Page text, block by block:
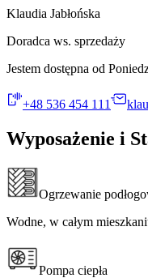
Klaudia Jabłońska​​​​‌ ‍ ​‍​‍‌‍ ‌ ​‍‌‍‍‌‌‍‌ ‌‍‍‌‌‍ ‍​‍​‍​ ‍‍​‍​‍‌ ​ ‌‍​‌‌‍ ‍‌‍‍‌‌ ‌​‌ ‍‌​‍ ‍‌‍‍‌‌‍ ​‍​‍​‍ ​​‍​‍‌‍‍​‌ ​‍‌‍‌‌‌‍‌‍​‍​‍​ ‍‍​‍​‍​‍ ‌ ​ ‌ ‌​‌ ‌‌‌‍‌​‌‍‍‌‌‍ ​‍ ‌‍‍‌‌‍ ‍‌ ‌​‌‍‌‌‌‍ ‍‌ ‌​​‍ ‌‍‌‌‌‍‌​‌‍‍‌‌ ‌​​‍ ‌‍ ‌‌‍ ‌‍‌​‌‍‌‌​ ‌‌ ​​‌ ​‍‌‍‌‌‌ ​ ‌‍‌‌‌‍ ‍‌ ‌​‌‍​‌‌ ‌​‌‍‍‌‌‍ ‌‍ ‍​ ‍ ‌‍‍‌‌‍‌​​ ‌​ ​‌​ ‍​‌‍‌‌​ ​‍‌‍​‌‌‍​‌‌‍​‍​ ​​​‍ ‌‌‍​‍‌‍‌​​ ​​​ ​‌​‍ ‌​ ‌​‌‍​‌​ ‌ ​ ​ ​‍ ‌‌‍​‌​ ​ ​ ‍​​ ​​​‍ ‌​ ‌ ​ ‌‍​ ‌‍‌‍‌‌‌‍‌‍‌‍​‍​ ​ ‌‍‌‍‌‍‌‌​ ‌‍​ ​‌‌‍‌​​ ‍ ‌ ‌​‌ ‍‌‌ ​​‌‍‌‌​ ‌‌ ​ ‌‍‌‌‌‍ ​‌‍ ​‌‍‌‌‌ ​‍​ ‍ ‌ ​​‌‍​‌‌ ‌​‌‍‍​​ ‌‌‍ ‍‌‍​‌‌‍ ‌‌‍‌‌​ ‌‍​‍‌‍​‌‌ ​ ‌‍‌‌‌‌‌‌‌ ​‍‌‍ ​​ ‌​‍‌‌​ ​‍‌​‌‍‌ ​ ‌ ‌​‌ ‌‌‌‍‌​‌‍‍‌‌‍ ​‍‌‍‌‍‍‌‌‍‌​​ ‌​ ​‌​ ‍​‌‍‌‌​ ​‍‌‍​‌‌‍​‌‌‍​‍​ ​​​‍ ‌‌‍​‍‌‍‌​​ ​​​ ​‌​‍ ‌​ ‌​‌‍​‌​ ‌ ​ ​ ​‍ ‌‌‍​‌​ ​ ​ ‍​​ ​​​‍ ‌​ ‌ ​ ‌‍​ ‌‍‌‍‌‌‌‍‌‍‌‍​‍​ ​ ‌‍‌‍‌‍‌‌​ ‌‍​ ​‌‌‍‌​​‍‌‍‌ ‌​‌ ‍‌‌ ​​‌‍‌‌​ ‌‌ ​ ‌‍‌‌‌‍ ​‌‍ ​‌‍‌‌‌ ​‍​‍‌‍‌ ​​‌‍​‌‌ ‌​‌‍‍​​ ‌‌‍ ‍‌‍​‌‌‍ ‌‌‍‌‌​‍‌‍‌ ​​‌‍‌‌‌ ​‍‌ ​ ‌ ​​‌‍‌‌‌‍​ ‌ ‌​‌‍‍‌‌ ‌‍‌‍‌‌​ ‌‌ ​​‌ ‌‌‌‍​‍‌‍ ​‌‍‍‌‌ ​ ‌‍‍​‌‍‌‌‌‍‌​​‍​‍‌ ‌
Doradca ws. sprzedaży​​​​‌ ‍ ​‍​‍‌‍ ‌ ​‍‌‍‍‌‌‍‌ ‌‍‍‌‌‍ ‍​‍​‍​ ‍‍​‍​‍‌ ​ ‌‍​‌‌‍ ‍‌‍‍‌‌ ‌​‌ ‍‌​‍ ‍‌‍‍‌‌‍ ​‍​‍​‍ ​​‍​‍‌‍‍​‌ ​‍‌‍‌‌‌‍‌‍​‍​‍​ ‍‍​‍​‍​‍ ‌ ​ ‌ ‌​‌ ‌‌‌‍‌​‌‍‍‌‌‍ ​‍ ‌‍‍‌‌‍ ‍‌ ‌​‌‍‌‌‌‍ ‍‌ ‌​​‍ ‌‍‌‌‌‍‌​‌‍‍‌‌ ‌​​‍ ‌‍ ‌‌‍ ‌‍‌​‌‍‌‌​ ‌‌ ​​‌ ​‍‌‍‌‌‌ ​ ‌‍‌‌‌‍ ‍‌ ‌​‌‍​‌‌ ‌​‌‍‍‌‌‍ ‌‍ ‍​ ‍ ‌‍‍‌‌‍‌​​ ‌​ ​‌​ ‍​‌‍‌‌​ ​‍‌‍​‌‌‍​‌‌‍​‍​ ​​​‍ ‌‌‍​‍‌‍‌​​ ​​​ ​‌​‍ ‌​ ‌​‌‍​‌​ ‌ ​ ​ ​‍ ‌‌‍​‌​ ​ ​ ‍​​ ​​​‍ ‌​ ‌ ​ ‌‍​ ‌‍‌‍‌‌‌‍‌‍‌‍​‍​ ​ ‌‍‌‍‌‍‌‌​ ‌‍​ ​‌‌‍‌​​ ‍ ‌ ‌​‌ ‍‌‌ ​​‌‍‌‌​ ‌‌ ​ ‌‍‌‌‌‍ ​‌‍ ​‌‍‌‌‌ ​‍​ ‍ ‌ ​​‌‍​‌‌ ‌​‌‍‍​​ ‌‌ ​​‌‍ ‌ ​ ‌‍‍‌‌ ‌​‌‍‍‌‌‍ ‌‍ ‍​ ‌‍​‍‌‍​‌‌ ​ ‌‍‌‌‌‌‌‌‌ ​‍‌‍ ​​ ‌​‍‌‌​ ​‍‌​‌‍‌ ​ ‌ ‌​‌ ‌‌‌‍‌​‌‍‍‌‌‍ ​‍‌‍‌‍‍‌‌‍‌​​ ‌​ ​‌​ ‍​‌‍‌‌​ ​‍‌‍​‌‌‍​‌‌‍​‍​ ​​​‍ ‌‌‍​‍‌‍‌​​ ​​​ ​‌​‍ ‌​ ‌​‌‍​‌​ ‌ ​ ​ ​‍ ‌‌‍​‌​ ​ ​ ‍​​ ​​​‍ ‌​ ‌ ​ ‌‍​ ‌‍‌‍‌‌‌‍‌‍‌‍​‍​ ​ ‌‍‌‍‌‍‌‌​ ‌‍​ ​‌‌‍‌​​‍‌‍‌ ‌​‌ ‍‌‌ ​​‌‍‌‌​ ‌‌ ​ ‌‍‌‌‌‍ ​‌‍ ​‌‍‌‌‌ ​‍​‍‌‍‌ ​​‌‍​‌‌ ‌​‌‍‍​​ ‌‌ ​​‌‍ ‌ ​ ‌‍‍‌‌ ‌​‌‍‍‌‌‍ ‌‍ ‍​‍‌‍‌ ​​‌‍‌‌‌ ​‍‌ ​ ‌ ​​‌‍‌‌‌‍​ ‌ ‌​‌‍‍‌‌ ‌‍‌‍‌‌​ ‌‌ ​​‌ ‌‌‌‍​‍‌‍ ​‌‍‍‌‌ ​ ‌‍‍​‌‍‌‌‌‍‌​​‍​‍‌ ‌
Jestem dostępna od Poniedziałku do Piątku w godzinach 7:00 -
+48 536 454 111​​​​‌ ‍ ​‍​‍‌‍ ‌ ​‍‌‍‍‌‌‍‌ ‌‍‍‌‌‍ ‍​‍​‍​ ‍‍​‍​‍‌ ​ ‌‍​‌‌‍ ‍‌‍‍‌‌ ‌​‌ ‍‌​‍ ‍‌‍‍‌‌‍ ​‍​‍​‍ ​​‍​‍‌‍‍​‌ ​‍‌‍‌‌‌‍‌‍​‍​‍​ ‍‍​‍​‍​‍ ‌ ​ ‌ ‌​‌ ‌‌‌‍‌​‌‍‍‌‌‍ ​‍ ‌‍‍‌‌‍ ‍‌ ‌​‌‍‌‌‌‍ ‍‌ ‌​​‍ ‌‍‌‌‌‍‌​‌‍‍‌‌ ‌​​‍ ‌‍ ‌‌‍ ‌‍‌​‌‍‌‌​ ‌‌ ​​‌ ​‍‌‍‌‌‌ ​ ‌‍‌‌‌‍ ‍‌ ‌​‌‍​‌‌ ‌​‌‍‍‌‌‍ ‌‍ ‍​ ‍ ‌‍‍‌‌‍‌​​ ‌​ ​‌​ ‍​‌‍‌‌​ ​‍‌‍​‌‌‍​‌‌‍​‍​ ​​​‍ ‌‌‍​‍‌‍‌​​ ​​​ ​‌​‍ ‌​ ‌​‌‍​‌​ ‌ ​ ​ ​‍ ‌‌‍​‌​ ​ ​ ‍​​ ​​​‍ ‌​ ‌ ​ ‌‍​ ‌‍‌‍‌‌‌‍‌‍‌‍​‍​ ​ ‌‍‌‍‌‍‌‌​ ‌‍​ ​‌‌‍‌​​ ‍ ‌ ‌​‌ ‍‌‌ ​​‌‍‌‌​ ‌‌ ​ ‌‍‌‌‌‍ ​‌‍ ​‌‍‌‌‌ ​‍​ ‍ ‌ ​​‌‍​‌‌ ‌​‌‍‍​​ ‌‌ ​​‌‍‍​‌‍ ‌‍ ‍‌‍‌‌​ ‌‍​‍‌‍​‌‌ ​ ‌‍‌‌‌‌‌‌‌ ​‍‌‍ ​​ ‌​‍‌‌​ ​‍‌​‌‍‌ ​ ‌ ‌​‌ ‌‌‌‍‌​‌‍‍‌‌‍ ​‍‌‍‌‍‍‌‌‍‌​​ ‌​ ​‌​ ‍​‌‍‌‌​ ​‍‌‍​‌‌‍​‌‌‍​‍​ ​​​‍ ‌‌‍​‍‌‍‌​​ ​​​ ​‌​‍ ‌​ ‌​‌‍​‌​ ‌ ​ ​ ​‍ ‌‌‍​‌​ ​ ​ ‍​​ ​​​‍ ‌​ ‌ ​ ‌‍​ ‌‍‌‍‌‌‌‍‌‍‌‍​‍​ ​ ‌‍‌‍‌‍‌‌​ ‌‍​ ​‌‌‍‌​​‍‌‍‌ ‌​‌ ‍‌‌ ​​‌‍‌‌​ ‌‌ ​ ‌‍‌‌‌‍ ​‌‍ ​‌‍‌‌‌ ​‍​‍‌‍‌ ​​‌‍​‌‌ ‌​‌‍‍​​ ‌‌ ​​‌‍‍​‌‍ ‌‍ ‍‌‍‌‌​‍‌‍‌ ​​‌‍‌‌‌ ​‍‌ ​ ‌ ​​‌‍‌‌‌‍​ ‌ ‌​‌‍‍‌‌ ‌‍‌‍‌‌​ ‌‌ ​​‌ ‌‌‌‍​‍‌‍ ​‌‍‍‌‌ ​ ‌‍‍​‌‍‌‌‌‍‌​​‍​‍‌ ‌
Wyposażenie i
Ogrzewanie podłogowe​​​​‌
Wodne, w całym mieszkaniu - salon z aneksem kuchennym,
Pompa ciepła​​​​‌ ‍ ​‍​‍‌‍ ‌ ​‍‌‍‍‌‌‍‌ ‌‍‍‌‌‍ ‍​‍​‍​ ‍‍​‍​‍‌ ​ ‌‍​‌‌‍ ‍‌‍‍‌‌ ‌​‌ ‍‌​‍ ‍‌‍‍‌‌‍ ​‍​‍​‍ ​​‍​‍‌‍‍​‌ ​‍‌‍‌‌‌‍‌‍​‍​‍​ ‍‍​‍​‍​‍ ‌ ​ ‌ ‌​‌ ‌‌‌‍‌​‌‍‍‌‌‍ ​‍ ‌‍‍‌‌‍ ‍‌ ‌​‌‍‌‌‌‍ ‍‌ ‌​​‍ ‌‍‌‌‌‍‌​‌‍‍‌‌ ‌​​‍ ‌‍ ‌‌‍ ‌‍‌​‌‍‌‌​ ‌‌ ​​‌ ​‍‌‍‌‌‌ ​ ‌‍‌‌‌‍ ‍‌ ‌​‌‍​‌‌ ‌​‌‍‍‌‌‍ ‌‍ ‍​ ‍ ‌‍‍‌‌‍‌​​ ‌​ ‍​‌‍‌​‌‍‌‌‌‍​‍‌‍​‌‌‍‌‍‌‍​‍​ ‌‌​‍ ‌​ ‌​​ ​‍​ ‌‍​ ‍‌​‍ ‌​ ‌​‌‍‌‍​ ‍‌​ ‍‌​‍ ‌‌‍​‌‌‍​‍​ ​ ​ ‌ ​‍ ‌​ ​‍​ ​ ​ ​‍‌‍​ ‌‍‌​​ ‌‌​ ​ ​ ​‌​ ‌‍​ ‍​‌‍‌​​ ‍​​ ‍ ‌ ‌​‌ ‍‌‌ ​​‌‍‌‌​ ‌‌‍‌‌‌ ​‌‌ ‌‌‌‍‍‌‌ ​​‌‍ ‌‌‍‌‌‌‍ ‍‌ ‌​‌​‍‌‌ ‌​‌‍‌‌‌‍ ‌​ ‍ ‌ ​​‌‍​‌‌ ‌​‌‍‍​​ ‌‌‍ ‍‌‍​‌‌‍ ‌‌‍‌‌​ ‌‍​‍‌‍​‌‌ ​ ‌‍‌‌‌‌‌‌‌ ​‍‌‍ ​​ ‌​‍‌‌​ ​‍‌​‌‍‌ ​ ‌ ‌​‌ ‌‌‌‍‌​‌‍‍‌‌‍ ​‍‌‍‌‍‍‌‌‍‌​​ ‌​ ‍​‌‍‌​‌‍‌‌‌‍​‍‌‍​‌‌‍‌‍‌‍​‍​ ‌‌​‍ ‌​ ‌​​ ​‍​ ‌‍​ ‍‌​‍ ‌​ ‌​‌‍‌‍​ ‍‌​ ‍‌​‍ ‌‌‍​‌‌‍​‍​ ​ ​ ‌ ​‍ ‌​ ​‍​ ​ ​ ​‍‌‍​ ‌‍‌​​ ‌‌​ ​ ​ ​‌​ ‌‍​ ‍​‌‍‌​​ ‍​​‍‌‍‌ ‌​‌ ‍‌‌ ​​‌‍‌‌​ ‌‌‍‌‌‌ ​‌‌ ‌‌‌‍‍‌‌ ​​‌‍ ‌‌‍‌‌‌‍ ‍‌ ‌​‌​‍‌‌ ‌​‌‍‌‌‌‍ ‌​‍‌‍‌ ​​‌‍​‌‌ ‌​‌‍‍​​ ‌‌‍ ‍‌‍​‌‌‍ ‌‌‍‌‌​‍‌‍‌ ​​‌‍‌‌‌ ​‍‌ ​ ‌ ​​‌‍‌‌‌‍​ ‌ ‌​‌‍‍‌‌ ‌‍‌‍‌‌​ ‌‌ ​​‌ ‌‌‌‍​‍‌‍ ​‌‍‍‌‌ ​ ‌‍‍​‌‍‌‌‌‍‌​​‍​‍‌ ‌